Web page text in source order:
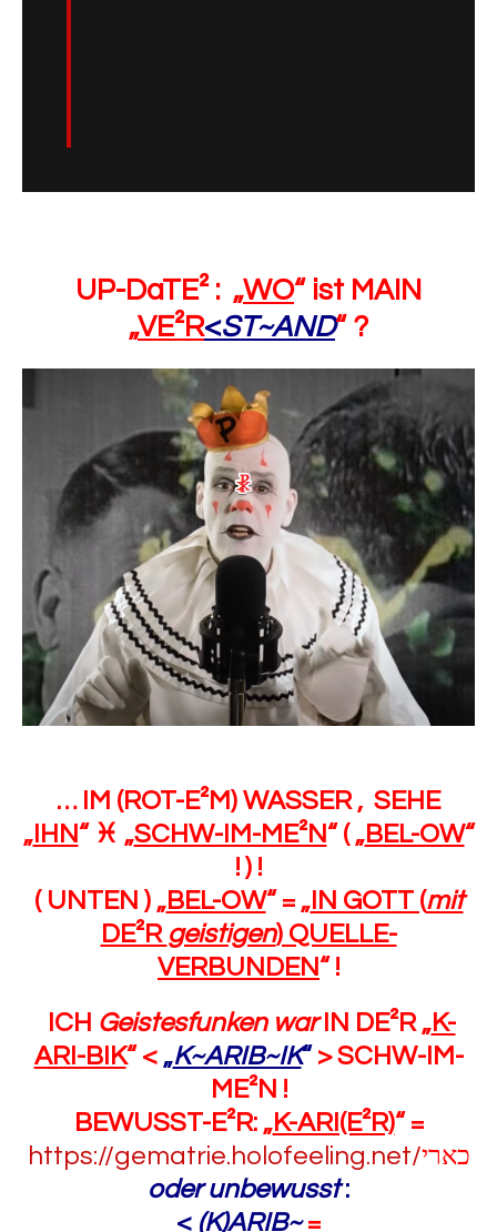
UP-DaTE² : „WO“ ist MAIN
„VE²R<ST~AND“ ?
… IM (ROT-E²M) WASSER , SEHE
„IHN“ ♓ „SCHW-IM-ME²N“ ( „BEL-OW“
! ) !
( UNTEN ) „BEL-OW“ = „IN GOTT (mit
DE²R geistigen) QUELLE-
VERBUNDEN“ !
ICH Geistesfunken warIN DE²R „K-
ARI-BIK“ < „K~ARIB~IK“ > SCHW-IM-
ME²N !
BEWUSST-E²R: „K-ARI(E²R)“ =
https://gematrie.holofeeling.net/כארי
oder unbewusst:
< (K)ARIB~=